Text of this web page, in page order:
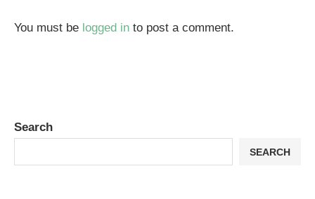
You must be logged in to post a comment.
Search
SEARCH